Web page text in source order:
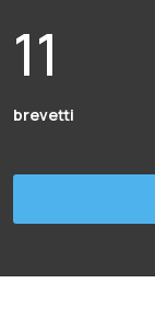
11
brevetti